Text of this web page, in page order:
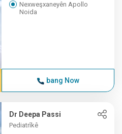
Nexweşxaneyên Apollo
Noida
bang Now
Dr Deepa Passi
Pediatrîkê